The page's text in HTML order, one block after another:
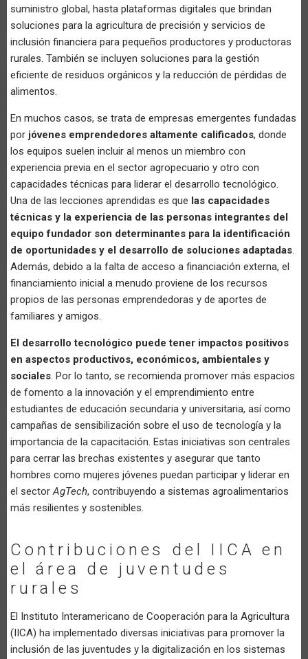
suministro global, hasta plataformas digitales que brindan
soluciones para la agricultura de precisión y servicios de
inclusión financiera para pequeños productores y productoras
rurales. También se incluyen soluciones para la gestión
eficiente de residuos orgánicos y la reducción de pérdidas de
alimentos.
En muchos casos, se trata de empresas emergentes fundadas
por jóvenes emprendedores altamente calificados, donde
los equipos suelen incluir al menos un miembro con
experiencia previa en el sector agropecuario y otro con
capacidades técnicas para liderar el desarrollo tecnológico.
Una de las lecciones aprendidas es que las capacidades
técnicas y la experiencia de las personas integrantes del
equipo fundador son determinantes para la identificación
de oportunidades y el desarrollo de soluciones adaptadas.
Además, debido a la falta de acceso a financiación externa, el
financiamiento inicial a menudo proviene de los recursos
propios de las personas emprendedoras y de aportes de
familiares y amigos.
El desarrollo tecnológico puede tener impactos positivos
en aspectos productivos, económicos, ambientales y
sociales. Por lo tanto, se recomienda promover más espacios
de fomento a la innovación y el emprendimiento entre
estudiantes de educación secundaria y universitaria, así como
campañas de sensibilización sobre el uso de tecnología y la
importancia de la capacitación. Estas iniciativas son centrales
para cerrar las brechas existentes y asegurar que tanto
hombres como mujeres jóvenes puedan participar y liderar en
el sectorAgTech, contribuyendo a sistemas agroalimentarios
más resilientes y sostenibles.
Contribuciones del IICA en
el área de juventudes
rurales
El Instituto Interamericano de Cooperación para la Agricultura
(IICA) ha implementado diversas iniciativas para promover la
inclusión de las juventudes y la digitalización en los sistemas